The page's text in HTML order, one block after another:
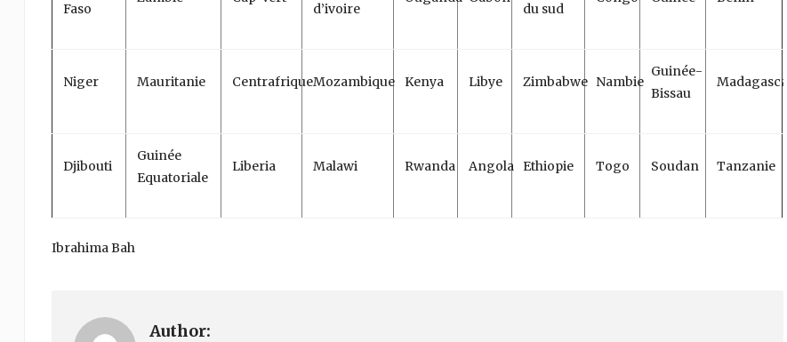
Faso
d’ivoire
du sud
Niger Mauritanie CentrafriqueMozambique Kenya Libye Zimbabwe Nambie
Guinée-
Bissau
Madagascar
Djibouti
Guinée
Equatoriale
Liberia Malawi Rwanda Angola Ethiopie Togo Soudan Tanzanie
Ibrahima Bah
Author: